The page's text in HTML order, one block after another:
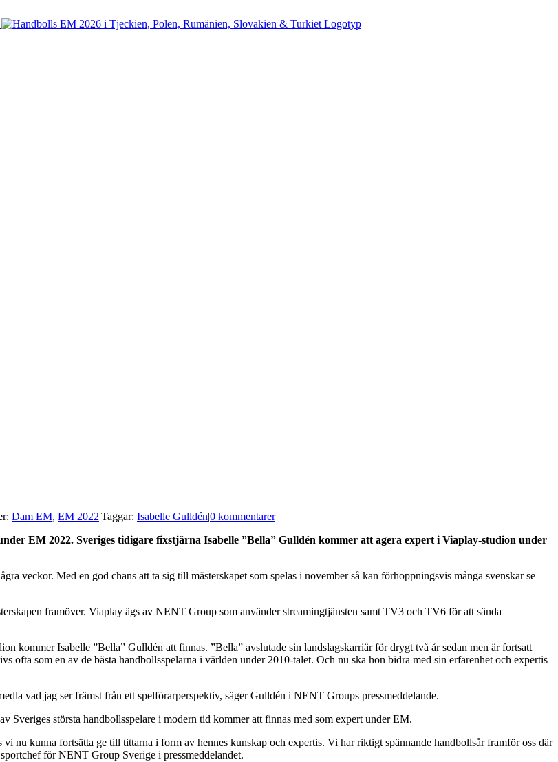
Dam EM, EM 2022|Taggar: Isabelle Gulldén|0 kommentarer
EM 2022. Sveriges tidigare fixstjärna Isabelle ”Bella” Gulldén kommer att agera expert i Viaplay-studion under
veckor. Med en god chans att ta sig till mästerskapet som spelas i november så kan förhoppningsvis många svenskar se
framöver. Viaplay ägs av NENT Group som använder streamingtjänsten samt TV3 och TV6 för att sända
kommer Isabelle ”Bella” Gulldén att finnas. ”Bella” avslutade sin landslagskarriär för drygt två år sedan men är fortsatt
ofta som en av de bästa handbollsspelarna i världen under 2010-talet. Och nu ska hon bidra med sin erfarenhet och expertis
vad jag ser främst från ett spelförarperspektiv, säger Gulldén i NENT Groups pressmeddelande.
största handbollsspelare i modern tid kommer att finnas med som expert under EM.
nu kunna fortsätta ge till tittarna i form av hennes kunskap och expertis. Vi har riktigt spännande handbollsår framför oss där
för NENT Group Sverige i pressmeddelandet.